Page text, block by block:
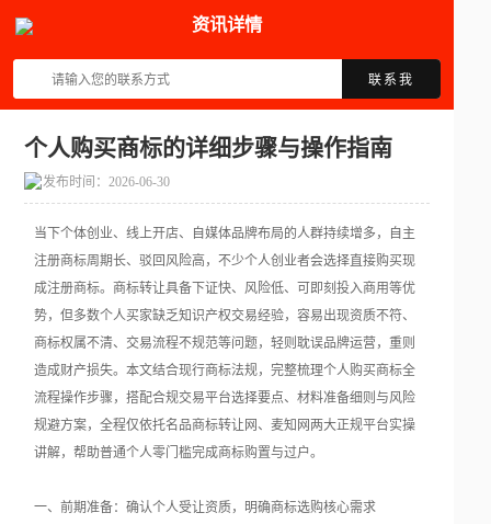
资讯详情
联系我
个人购买商标的详细步骤与操作指南
发布时间：2026-06-30
当下个体创业、线上开店、自媒体品牌布局的人群持续增多，自主
注册商标周期长、驳回风险高，不少个人创业者会选择直接购买现
成注册商标。商标转让具备下证快、风险低、可即刻投入商用等优
势，但多数个人买家缺乏知识产权交易经验，容易出现资质不符、
商标权属不清、交易流程不规范等问题，轻则耽误品牌运营，重则
造成财产损失。本文结合现行商标法规，完整梳理个人购买商标全
流程操作步骤，搭配合规交易平台选择要点、材料准备细则与风险
规避方案，全程仅依托名品商标转让网、麦知网两大正规平台实操
讲解，帮助普通个人零门槛完成商标购置与过户。
一、前期准备：确认个人受让资质，明确商标选购核心需求